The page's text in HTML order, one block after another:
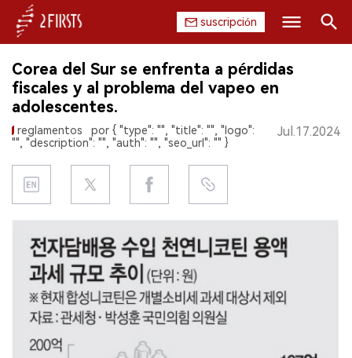
suscripción
INICIO
EMPRESA
REGULACIÓN
DATOS
EXPOSICIÓN
ENTREVISTA
Corea del Sur se enfrenta a pérdidas
fiscales y al problema del vapeo en
adolescentes.
reglamentos
por { "type": "", "title": "", "logo":
"", "description": "", "auth": "", "seo_url": "" }
Jul.17.2024